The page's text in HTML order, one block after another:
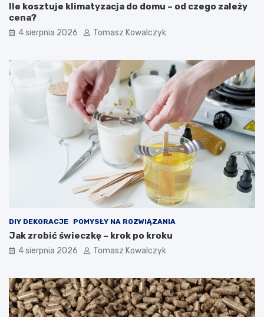
Ile kosztuje klimatyzacja do domu – od czego zależy
cena?
4 sierpnia 2026 Tomasz Kowalczyk
DIY DEKORACJE POMYSŁY NA ROZWIĄZANIA
Jak zrobić świeczkę – krok po kroku
4 sierpnia 2026 Tomasz Kowalczyk